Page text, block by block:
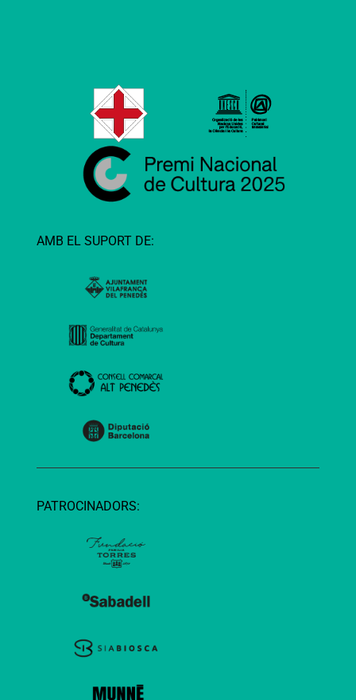
AMB EL SUPORT DE:
PATROCINADORS: